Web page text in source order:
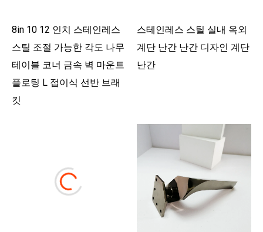
8in 10 12 인치 스테인레스
스틸 조절 가능한 각도 나무
테이블 코너 금속 벽 마운트
플로팅 L 접이식 선반 브래
킷
스테인레스 스틸 실내 옥외
계단 난간 난간 디자인 계단
난간